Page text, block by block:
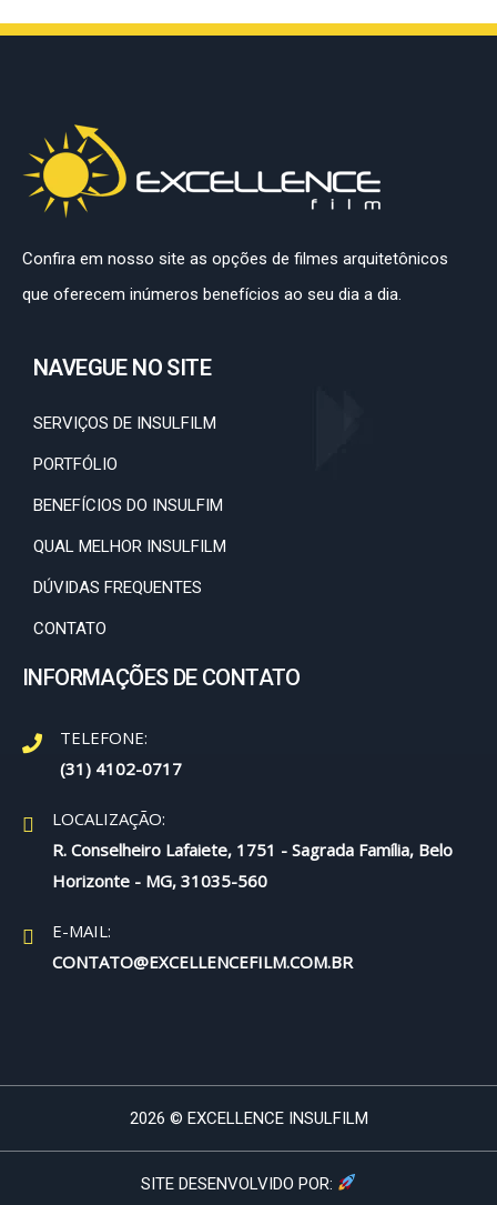
Confira em nosso site as opções de filmes arquitetônicos
que oferecem inúmeros benefícios ao seu dia a dia.
NAVEGUE NO SITE
SERVIÇOS DE INSULFILM
PORTFÓLIO
BENEFÍCIOS DO INSULFIM
QUAL MELHOR INSULFILM
DÚVIDAS FREQUENTES
CONTATO
INFORMAÇÕES DE CONTATO
TELEFONE:
(31) 4102-0717
LOCALIZAÇÃO:
R. Conselheiro Lafaiete, 1751 - Sagrada Família, Belo
Horizonte - MG, 31035-560
E-MAIL:
CONTATO@EXCELLENCEFILM.COM.BR
2026 © EXCELLENCE INSULFILM
SITE DESENVOLVIDO POR: